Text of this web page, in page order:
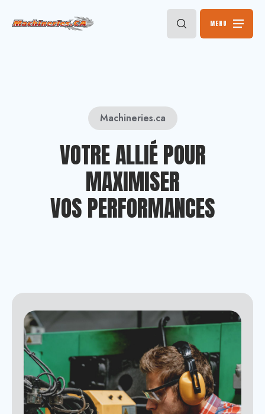
MENU
Machineries.ca
VOTRE ALLIÉ POUR
MAXIMISER
VOS PERFORMANCES